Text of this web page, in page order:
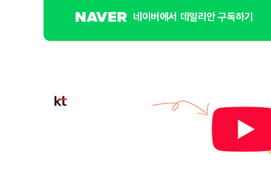
네이버에서 데일리안 구독하기